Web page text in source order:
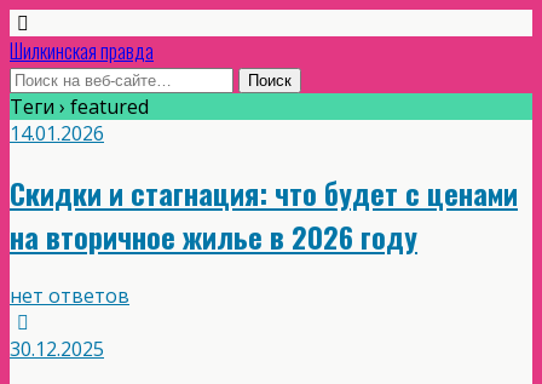
Шилкинская правда
Теги › featured
14.01.2026
Скидки и стагнация: что будет с ценами
на вторичное жилье в 2026 году
нет ответов
30.12.2025